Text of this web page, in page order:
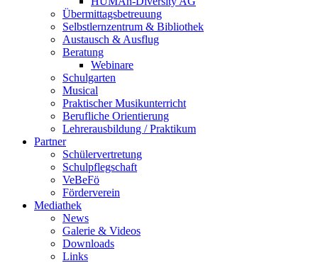
Übermittagsbetreuung
Selbstlernzentrum & Bibliothek
Austausch & Ausflug
Beratung
Webinare
Schulgarten
Musical
Praktischer Musikunterricht
Berufliche Orientierung
Lehrerausbildung / Praktikum
Partner
Schülervertretung
Schulpflegschaft
VeBeFö
Förderverein
Mediathek
News
Galerie & Videos
Downloads
Links